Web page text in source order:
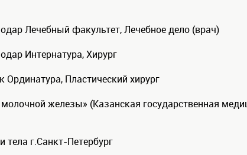
Лечебный факультет, Лечебное дело (врач)
Интернатура, Хирург
Ординатура, Пластический хирург
железы» (Казанская государственная
тела г.Санкт-Петербург